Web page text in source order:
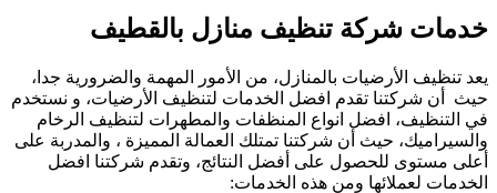
خدمات شركة تنظيف منازل بالقطيف
يعد تنظيف الأرضيات بالمنازل، من الأمور المهمة والضرورية جدا،
حيث أن شركتنا تقدم افضل الخدمات لتنظيف الأرضيات، و نستخدم
في التنظيف، افضل انواع المنظفات والمطهرات لتنظيف الرخام
والسيراميك، حيث أن شركتنا تمتلك العمالة المميزة ، والمدربة على
أعلى مستوى للحصول على أفضل النتائج، وتقدم شركتنا افضل
الخدمات لعملائها ومن هذه الخدمات: